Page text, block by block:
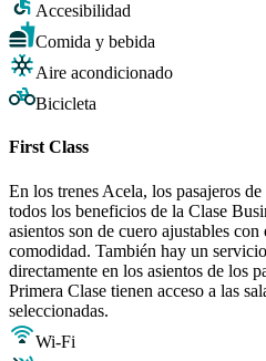
Accesibilidad
Comida y bebida
Aire acondicionado
Bicicleta
First Class
En los trenes Acela, los pasajeros
todos los beneficios de la Clase
asientos son de cuero ajustables
comodidad. También hay un
directamente en los asientos de los
Primera Clase tienen acceso a las
seleccionadas.
Wi-Fi